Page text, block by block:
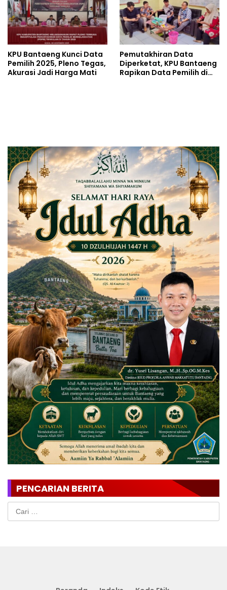
KPU Bantaeng Kunci Data
Pemilih 2025, Pleno Tegas,
Akurasi Jadi Harga Mati
Pemutakhiran Data
Diperketat, KPU Bantaeng
Rapikan Data Pemilih di
PENCARIAN BERITA
Cari
untuk: